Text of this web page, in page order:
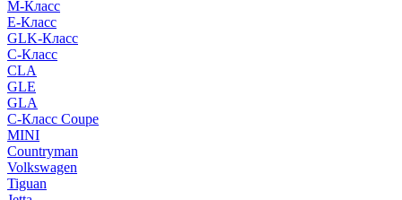
M-Класс
E-Класс
GLK-Класс
C-Класс
CLA
GLE
GLA
C-Класс Coupe
MINI
Countryman
Volkswagen
Tiguan